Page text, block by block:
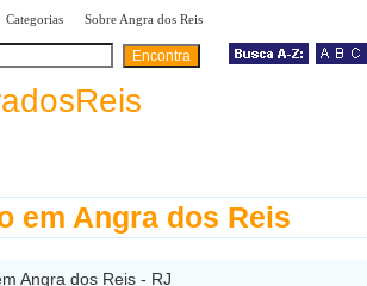
Categorias Sobre Angra dos Reis
em Angra dos Reis
Angra dos Reis - RJ